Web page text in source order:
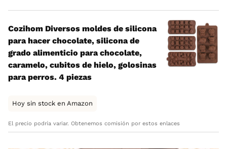
Cozihom Diversos moldes de silicona
para hacer chocolate, silicona de
grado alimenticio para chocolate,
caramelo, cubitos de hielo, golosinas
para perros. 4 piezas
Hoy sin stock en Amazon
El precio podría variar. Obtenemos comisión por estos enlaces